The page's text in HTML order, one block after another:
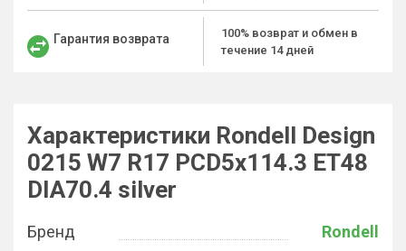
Гарантия возврата
100% возврат и обмен в
течение 14 дней
Характеристики Rondell Design
0215 W7 R17 PCD5x114.3 ET48
DIA70.4 silver
Бренд
Rondell